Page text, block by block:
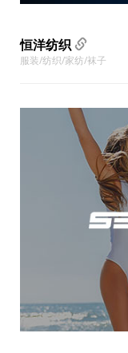
恒洋纺织
服装/纺织/家纺/袜子